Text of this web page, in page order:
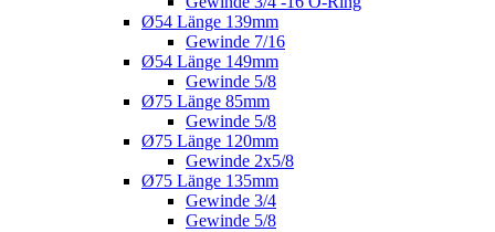
Ø54 Länge 139mm
Gewinde 7/16
Ø54 Länge 149mm
Gewinde 5/8
Ø75 Länge 85mm
Gewinde 5/8
Ø75 Länge 120mm
Gewinde 2x5/8
Ø75 Länge 135mm
Gewinde 3/4
Gewinde 5/8